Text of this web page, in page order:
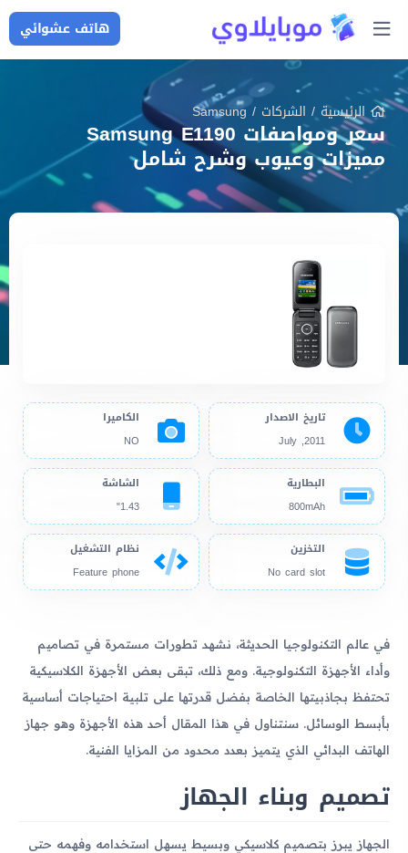
هاتف عشوائي
الرئيسية/ الشركات /
Samsung
سعر ومواصفات Samsung E1190
مميزات وعيوب وشرح شامل
تاريخ الاصدار
2011, July
الكاميرا
NO
البطارية
800mAh
الشاشة
1.43"
التخزين
No card slot
نظام التشغيل
Feature phone
في عالم التكنولوجيا الحديثة، نشهد تطورات مستمرة في تصاميم
وأداء الأجهزة التكنولوجية. ومع ذلك، تبقى بعض الأجهزة الكلاسيكية
تحتفظ بجاذبيتها الخاصة بفضل قدرتها على تلبية احتياجات أساسية
بأبسط الوسائل. سنتناول في هذا المقال أحد هذه الأجهزة وهو جهاز
الهاتف البدائي الذي يتميز بعدد محدود من المزايا الفنية.
تصميم وبناء الجهاز
الجهاز يبرز بتصميم كلاسيكي وبسيط يسهل استخدامه وفهمه حتى